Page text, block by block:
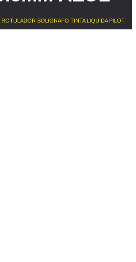
ROTULADOR BOLIGRAFO TINTA LIQUIDA PILOT